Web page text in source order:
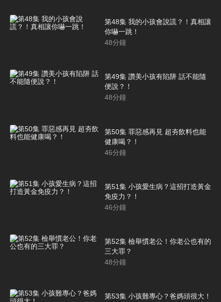
第48集 我的小孩會說謊？！真相讓
你嚇一跳！
48分鐘
第49集 讚美小孩有陷阱 話不能隨
便說？！
48分鐘
第50集 罪惡感再見 超夯飲料也能
健康喝？！
46分鐘
第51集 小孩愛生病？這招打造黃金
免疫力？！
46分鐘
第52集 檢舉慣老公！你老公也有的
三大罪？
48分鐘
第53集 小孩難專心？爸媽頭很大！